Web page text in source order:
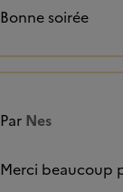
Bonne soirée
Par Nes
Merci beaucoup